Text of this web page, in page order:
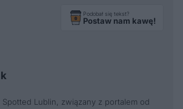
Podobał się tekst?
Postaw nam kawę!
Spotted Lublin, związany z portalem od